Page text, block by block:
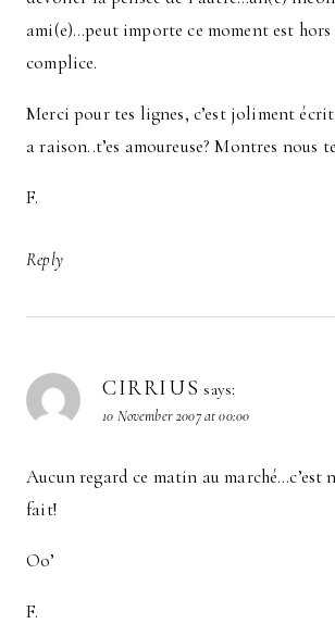
ami(e)…peut importe ce moment est hors
complice.
Merci pour tes lignes, c’est joliment
a raison..t’es amoureuse? Montres nous
F.
Reply
CIRRIUS says:
10 November 2007 at 00:00
Aucun regard ce matin au marché…c’est
fait!
Oo’
F.